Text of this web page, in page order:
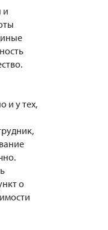
и
и у тех,
о